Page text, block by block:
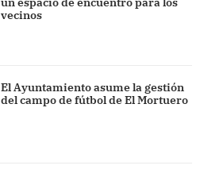
vecinos
El Ayuntamiento asume la gestión
del campo de fútbol de El Mortuero